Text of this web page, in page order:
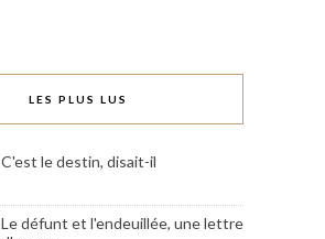
LES PLUS LUS
C'est le destin, disait-il
Le défunt et l'endeuillée, une lettre